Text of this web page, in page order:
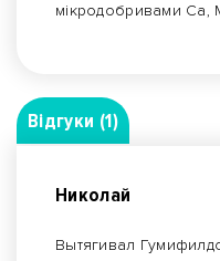
мікродобривами Ca,
Відгуки (1)
Николай
Вытягивал